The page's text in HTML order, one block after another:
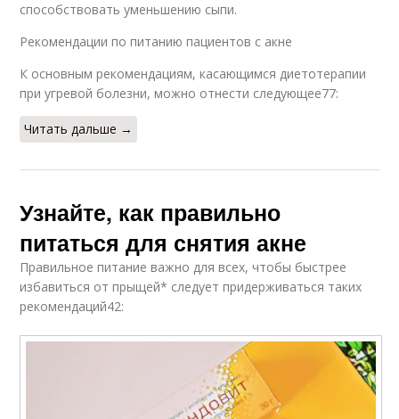
способствовать уменьшению сыпи.
Рекомендации по питанию пациентов с акне
К основным рекомендациям, касающимся диетотерапии
при угревой болезни, можно отнести следующее77:
Читать дальше →
Узнайте, как правильно
питаться для снятия акне
Правильное питание важно для всех, чтобы быстрее
избавиться от прыщей* следует придерживаться таких
рекомендаций42: